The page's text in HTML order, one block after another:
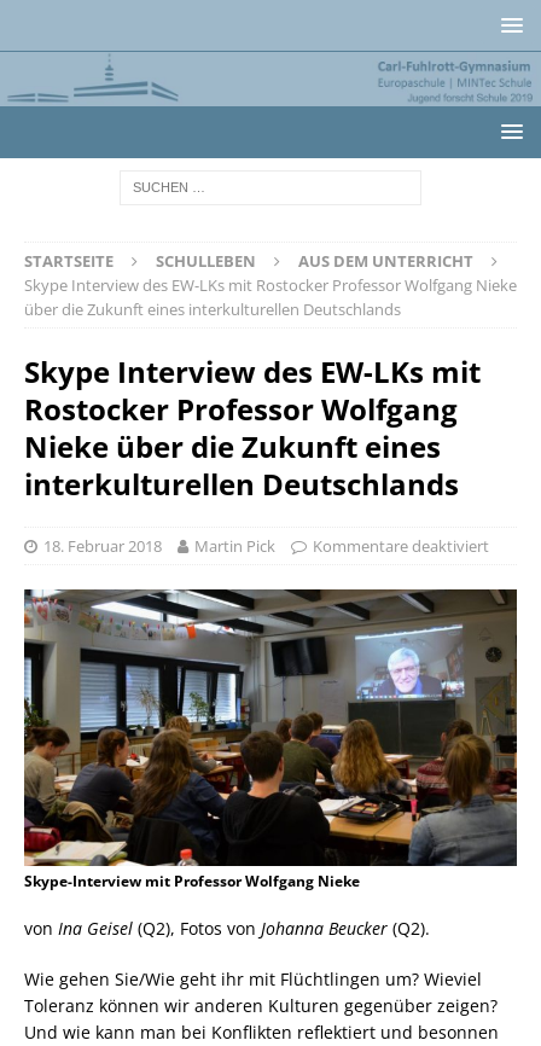
STARTSEITE SCHULLEBEN
AUS DEM UNTERRICHT
Skype Interview des EW-LKs mit Rostocker Professor Wolfgang Nieke
über die Zukunft eines interkulturellen Deutschlands
Skype Interview des EW-LKs mit
Rostocker Professor Wolfgang
Nieke über die Zukunft eines
interkulturellen Deutschlands
18. Februar 2018 Martin Pick Kommentare deaktiviert
Skype-Interview mit Professor Wolfgang Nieke
von Ina Geisel (Q2), Fotos von Johanna Beucker (Q2).
Wie gehen Sie/Wie geht ihr mit Flüchtlingen um? Wieviel
Toleranz können wir anderen Kulturen gegenüber zeigen?
Und wie kann man bei Konflikten reflektiert und besonnen